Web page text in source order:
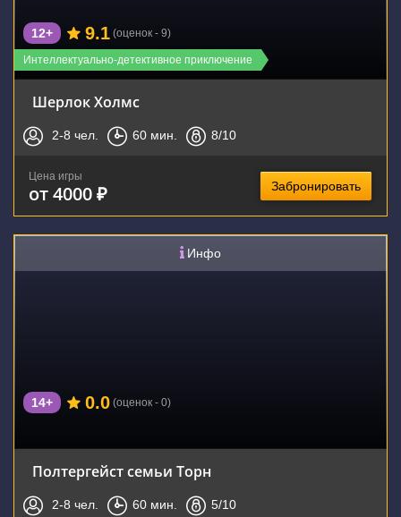
Интеллектуально-детективное приключение
12+ 9.1 (оценок - 9)
Шерлок Холмс
2-8 чел. 60 мин. 8/10
Цена игры
от 4000 ₽ Забронировать
Инфо
14+ 0.0 (оценок - 0)
Полтергейст семьи Торн
2-8 чел. 60 мин. 5/10